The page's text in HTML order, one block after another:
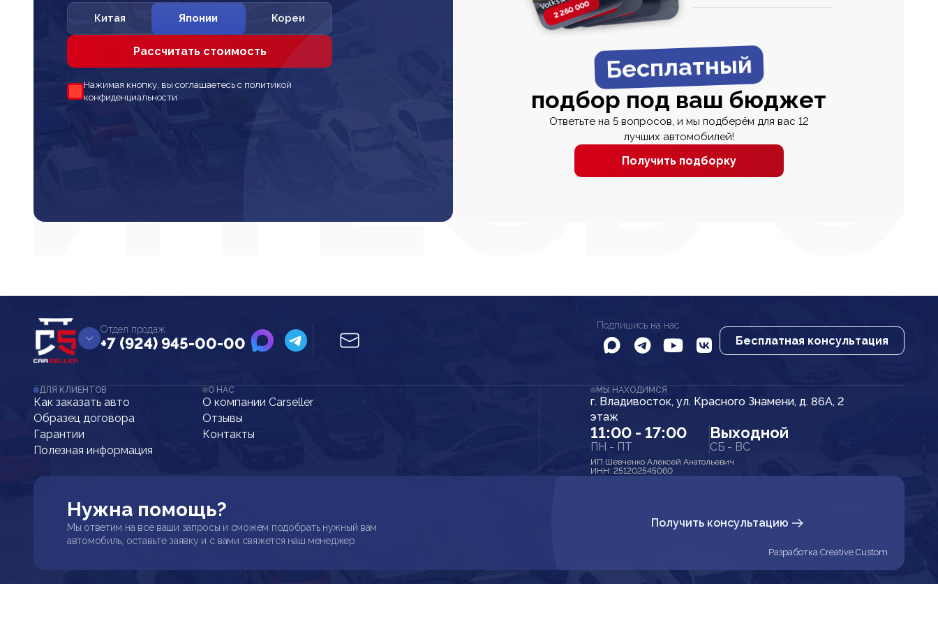
Китая Японии Кореи
Рассчитать стоимость
Нажимая кнопку, вы соглашаетесь с политикой
конфиденциальности
2 260 0002 820 000
2 820 0002 670 000
Бесплатный
подбор под ваш бюджет
Ответьте на 5 вопросов, и мы подберём для вас 12
лучших автомобилей!
Получить подборку
Отдел продаж
+7 (924) 945-00-00
Подпишись на нас
Бесплатная консультация
ДЛЯ КЛИЕНТОВ
Как заказать авто
Образец договора
Гарантии
Полезная информация
О НАС
О компании Carseller
Отзывы
Контакты
МЫ НАХОДИМСЯ
г. Владивосток, ул. Красного Знамени, д. 86А, 2
этаж
11:00 - 17:00
ПН - ПТ
Выходной
СБ - ВС
ИП Шевченко Алексей Анатольевич
ИНН: 251202545060
Нужна помощь?
Мы ответим на все ваши запросы и сможем подобрать нужный вам
автомобиль, оставьте заявку и с вами свяжется наш менеджер
Получить консультацию
Разработка Creative Custom